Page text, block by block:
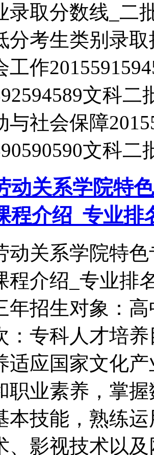
录取分数线_二
分考生类别录取
工作
文科二
与社会保障
文科二
动关系学院特
程介绍_专业排
动关系学院特
程介绍_专业排
年招生对象：
：专科人才培
适应国家文化
职业素养，掌
本技能，熟练
、影视技术以